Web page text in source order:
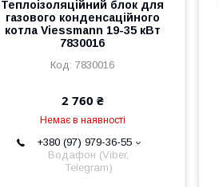
Теплоізоляційний блок для
газового конденсаційного
котла Viessmann 19-35 кВт
7830016
7830016
2 760 ₴
Немає в наявності
+380 (97) 979-36-55
Водафон (Viber,
Telegram)